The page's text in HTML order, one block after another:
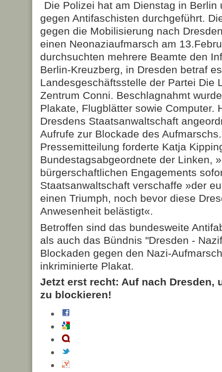
Die Polizei hat am Dienstag in Berlin
gegen Antifaschisten durchgeführt.
gegen die Mobilisierung nach
einen Neonaziaufmarsch am
durchsuchten mehrere Beamte den
Berlin-Kreuzberg, in Dresden betraf
Landesgeschäftsstelle der Partei Die
Zentrum Conni. Beschlagnahmt
Plakate, Flugblätter sowie Computer.
Dresdens Staatsanwaltschaft
Aufrufe zur Blockade des
Pressemitteilung forderte Katja
Bundestagsabgeordnete der Linken,
bürgerschaftlichen Engagements
Staatsanwaltschaft verschaffe »der
einen Triumph, noch bevor diese
Anwesenheit belästigt«.
Betroffen sind das bundesweite
als auch das Bündnis "Dresden -
Blockaden gegen den Nazi-
inkriminierte Plakat.
Jetzt erst recht: Auf nach Dresden,
zu blockieren!